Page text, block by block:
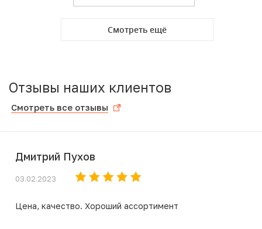
Смотреть ещё
Отзывы наших клиентов
Смотреть все отзывы
Дмитрий Пухов
03.02.2023
Цена, качество. Хороший ассортимент